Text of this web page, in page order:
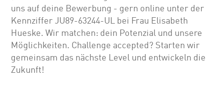
uns auf deine Bewerbung - gern online unter der
Kennziffer JU89-63244-UL bei Frau Elisabeth
Hueske. Wir matchen: dein Potenzial und unsere
Möglichkeiten. Challenge accepted? Starten wir
gemeinsam das nächste Level und entwickeln die
Zukunft!